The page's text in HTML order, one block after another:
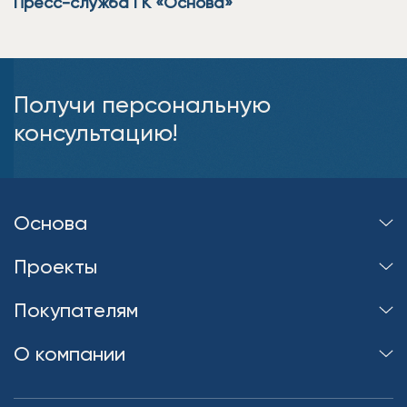
Получи персональную
консультацию!
Основа
Проекты
Покупателям
О компании